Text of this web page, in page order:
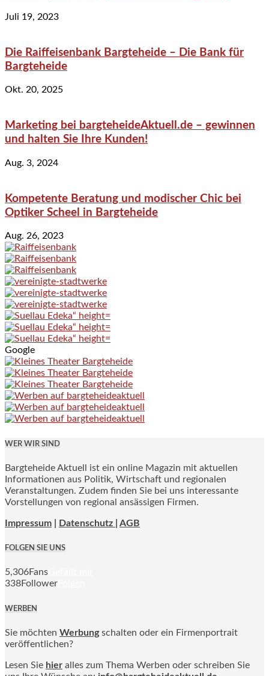
Juli 19, 2023
Die Raiffeisenbank Bargteheide – Die Bank für
Bargteheide
Okt. 20, 2025
Marketing bei bargteheideAktuell.de – gewinnen
und halten Sie Ihre Kunden!
Aug. 3, 2024
Kompetente Beratung und modischer Chic bei
Optiker Scheel in Bargteheide
Aug. 26, 2023
Google
WER WIR SIND
Bargteheide Aktuell ist ein online Magazin mit aktuellen
Informationen aus Politik, Wirtschaft und regionalen
Veranstaltungen. Zudem finden Sie bei uns interessante
Vorstellungen von regional ansässigen Firmen.
Impressum Datenschutz | AGB
FOLGEN SIE UNS
5,306Fans
338Follower
WERBEN
Sie möchten Werbung schalten oder ein Firmenportrait
veröffentlichen?
Lesen Sie hier alles zum Thema Werben oder schreiben Sie